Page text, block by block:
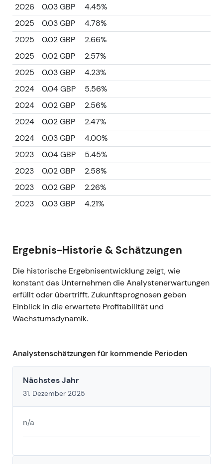
2026
0.03 GBP
4.45%
2025
0.03 GBP
4.78%
2025
0.02 GBP
2.66%
2025
0.02 GBP
2.57%
2025
0.03 GBP
4.23%
2024
0.04 GBP
5.56%
2024
0.02 GBP
2.56%
2024
0.02 GBP
2.47%
2024
0.03 GBP
4.00%
2023
0.04 GBP
5.45%
2023
0.02 GBP
2.58%
2023
0.02 GBP
2.26%
2023
0.03 GBP 4.21%
Ergebnis-Historie & Schätzungen
Die historische Ergebnisentwicklung zeigt, wie
konstant das Unternehmen die Analystenerwartungen
erfüllt oder übertrifft. Zukunftsprognosen geben
Einblick in die erwartete Profitabilität und
Wachstumsdynamik.
Analystenschätzungen für kommende Perioden
Nächstes Jahr
31. Dezember 2025
n/a